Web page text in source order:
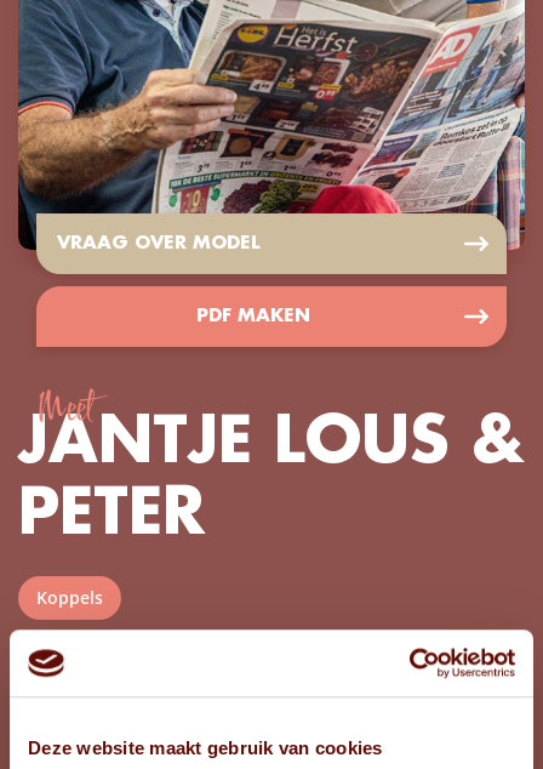
Deze website maakt gebruik van cookies
VRAAG OVER MODEL
PDF MAKEN
Meet
JANTJE LOUS &
PETER
Koppels
PROVINCIE Noord-Holland
LEEFTIJD PETER 84